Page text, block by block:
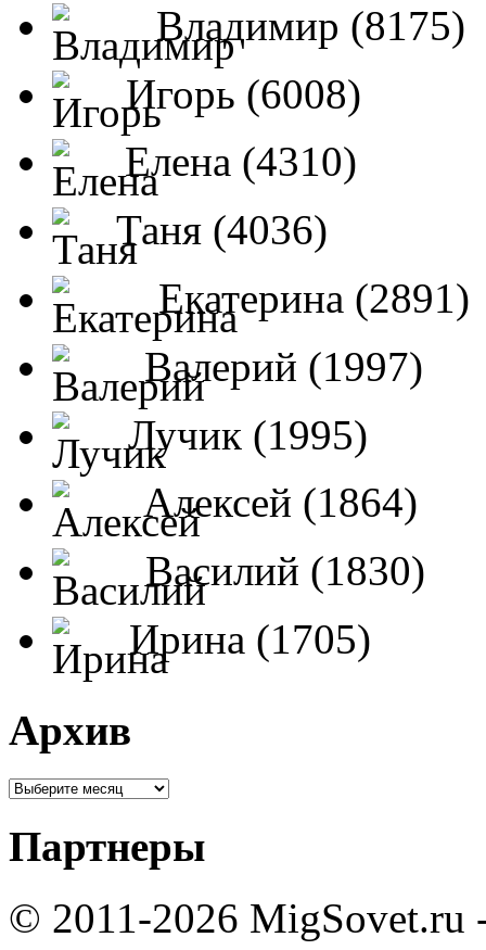
Владимир (8175)
Игорь (6008)
Елена (4310)
Таня (4036)
Екатерина (2891)
Валерий (1997)
Лучик (1995)
Алексей (1864)
Василий (1830)
Ирина (1705)
Архив
Партнеры
© 2011-2026 MigSovet.ru